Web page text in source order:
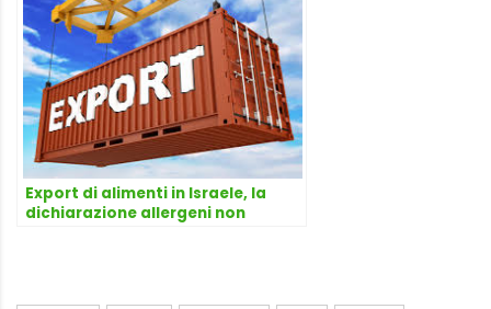
Export di alimenti in Israele, la
dichiarazione allergeni non